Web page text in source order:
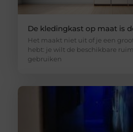
De kledingkast op maat is
Het maakt niet uit of je een
hebt: je wilt de beschikbare
gebruiken